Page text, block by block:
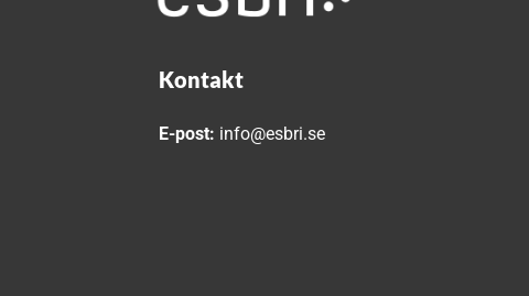
Kontakt
E-post: info@esbri.se